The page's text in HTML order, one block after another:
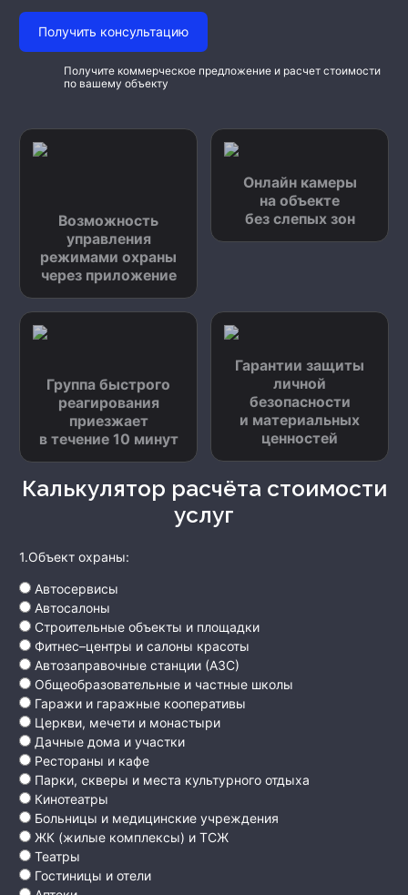
Получить консультацию
Получите коммерческое предложение и расчет стоимости
по вашему объекту
Возможность
управления
режимами охраны
через приложение
Онлайн камеры
на объекте
без слепых зон
Группа быстрого
реагирования
приезжает
в течение 10 минут
Гарантии защиты
личной
безопасности
и материальных
ценностей
Калькулятор расчёта стоимости
услуг
1.Объект охраны:
Автосервисы
Автосалоны
Строительные объекты и площадки
Фитнес–центры и салоны красоты
Автозаправочные станции (АЗС)
Общеобразовательные и частные школы
Гаражи и гаражные кооперативы
Церкви, мечети и монастыри
Дачные дома и участки
Рестораны и кафе
Парки, скверы и места культурного отдыха
Кинотеатры
Больницы и медицинские учреждения
ЖК (жилые комплексы) и ТСЖ
Театры
Гостиницы и отели